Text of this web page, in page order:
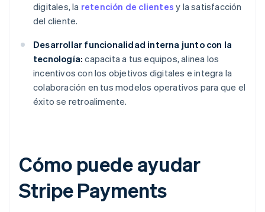
digitales, la retención de clientes y la satisfacción
del cliente.
Desarrollar funcionalidad interna junto con la
tecnología: capacita a tus equipos, alinea los
incentivos con los objetivos digitales e integra la
colaboración en tus modelos operativos para que el
éxito se retroalimente.
Cómo puede ayudar
Stripe Payments